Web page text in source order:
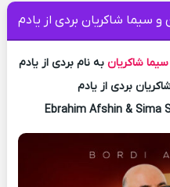
و سیما شاکریان بردی از یادم
شاکریان به نام بردی از یادم
بردی از یادم
Ebrahim Afshin & Sima